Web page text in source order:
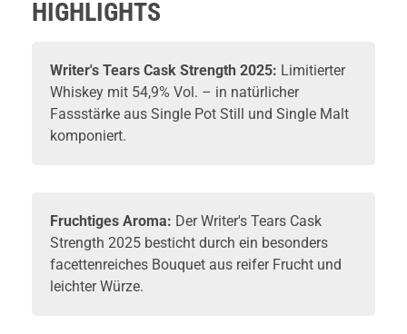
HIGHLIGHTS
Writer's Tears Cask Strength 2025: Limitierter
Whiskey mit 54,9% Vol. – in natürlicher
Fassstärke aus Single Pot Still und Single Malt
komponiert.
Fruchtiges Aroma: Der Writer's Tears Cask
Strength 2025 besticht durch ein besonders
facettenreiches Bouquet aus reifer Frucht und
leichter Würze.